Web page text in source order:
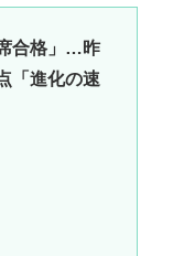
合格」…昨
「進化の速